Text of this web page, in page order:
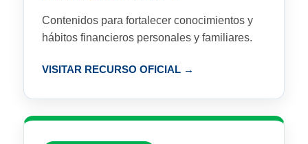
Contenidos para fortalecer conocimientos y
hábitos financieros personales y familiares.
VISITAR RECURSO OFICIAL